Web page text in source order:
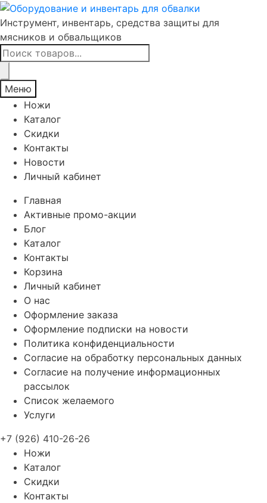
Инструмент, инвентарь, средства защиты для
мясников и обвальщиков
Поиск
товаров
Меню
Ножи
Каталог
Скидки
Контакты
Новости
Личный кабинет
Главная
Активные промо-акции
Блог
Каталог
Контакты
Корзина
Личный кабинет
О нас
Оформление заказа
Оформление подписки на новости
Политика конфиденциальности
Согласие на обработку персональных данных
Согласие на получение информационных
рассылок
Список желаемого
Услуги
+7 (926) 410-26-26
Ножи
Каталог
Скидки
Контакты